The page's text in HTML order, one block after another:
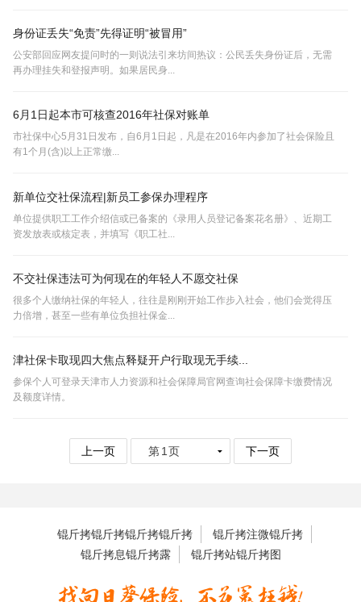
身份证丢失“免责”先得证明“被冒用”
公安部回应网友提问时的一则说法引来坊间热议：公民丢失身份证后，无需
再办理挂失和登报声明。如果居民身...
6月1日起本市可核查2016年社保对账单
市社保中心5月31日发布，自6月1日起，凡是在2016年内参加了社会保险且
有1个月(含)以上正常缴...
新单位交社保流程|新员工参保办理程序
单位提供职工工作介绍信或已备案的《录用人员登记备案花名册》、近期工
资发放表或核定表，并填写《职工社...
不交社保违法可为何现在的年轻人不愿交社保
很多个人缴纳社保的年轻人，往往是刚刚开始工作步入社会，他们会觉得压
力倍增，甚至一些有单位负担社保金...
津社保卡取现四大焦点释疑开户行取现无手续...
参保个人可登录天津市人力资源和社会保障局官网查询社会保障卡缴费情况
及额度详情。
上一页 下一页
锟斤拷锟斤拷锟斤拷锟斤拷
锟斤拷注微锟斤拷
锟斤拷息锟斤拷露
锟斤拷站锟斤拷图